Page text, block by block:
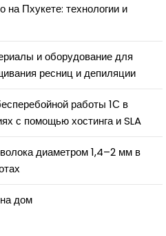
Пхукете: технологии и
и оборудование для
ресниц и депиляции
работы 1С в
с помощью хостинга и SLA
диаметром 1,4–2 мм в
дом